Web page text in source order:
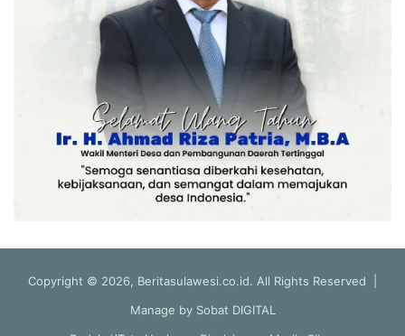
Copyright © 2026, Beritasulawesi.co.id. All Rights Reserved |
Manage by Sobat DIGITAL